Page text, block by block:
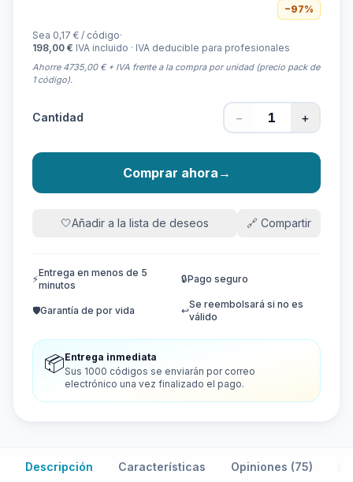
−97%
Sea 0,17 € / código·
198,00 € IVA incluido · IVA deducible para profesionales
Ahorre 4735,00 € + IVA frente a la compra por unidad (precio pack de
1 código).
Cantidad − +
Comprar ahora →
🤍Añadir a la lista de deseos 🔗 Compartir
⚡
Entrega en menos de 5
minutos
🔒Pago seguro
🛡️Garantía de por vida ↩️
Se reembolsará si no es
válido
📦Entrega inmediata
Sus 1000 códigos se enviarán por correo
electrónico una vez finalizado el pago.
Descripción Características Opiniones (75)